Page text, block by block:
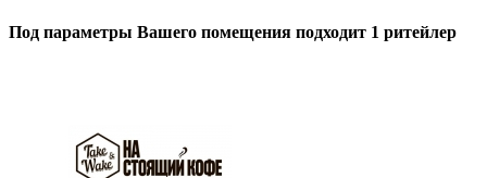
Под параметры Вашего помещения подходит 1 ритейлер